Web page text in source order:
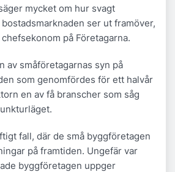
mycket om hur svagt
ser ut framöver,
på Företagarna.
av småföretagarnas syn på
som genomfördes för ett halvår
en av få branscher som såg
fall, där de små byggföretagen
på framtiden. Ungefär var
byggföretagen uppger